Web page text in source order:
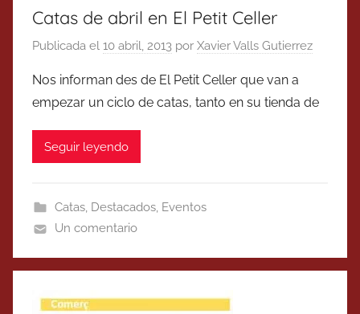
Catas de abril en El Petit Celler
Publicada el 10 abril, 2013 por Xavier Valls Gutierrez
Nos informan des de El Petit Celler que van a
empezar un ciclo de catas, tanto en su tienda de
Seguir leyendo
Catas, Destacados, Eventos
Un comentario